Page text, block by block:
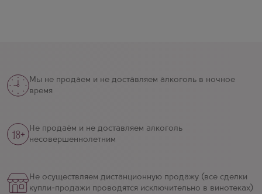
Мы не продаем и не доставляем алкоголь в ночное
время
Не продаём и не доставляем алкоголь
несовершеннолетним
Не осуществляем дистанционную продажу (все сделки
купли-продажи проводятся исключительно в винотеках)